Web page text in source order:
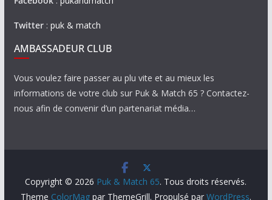
Twitter: puk & match
AMBASSADEUR CLUB
Vous voulez faire passer au plu vite et au mieux les
informations de votre club sur Puk & Match 65 ? Contactez-
nous afin de convenir d’un partenariat média…
Copyright © 2026 Puk & Match 65. Tous droits réservés.
Theme ColorMagpar ThemeGrill. Propulsé par WordPress.